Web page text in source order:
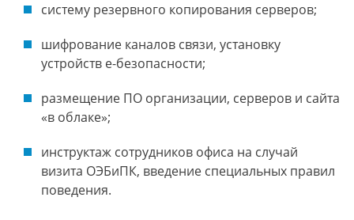
систему резервного копирования серверов;
шифрование каналов связи, установку
устройств e-безопасности;
размещение ПО организации, серверов и сайта
«в облаке»;
инструктаж сотрудников офиса на случай
визита ОЭБиПК, введение специальных правил
поведения.